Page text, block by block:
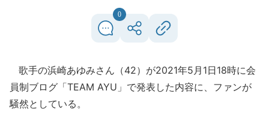
0
歌手の浜崎あゆみさん（42）が2021年5月1日18時に会
員制ブログ「TEAM AYU」で発表した内容に、ファンが
騒然としている。